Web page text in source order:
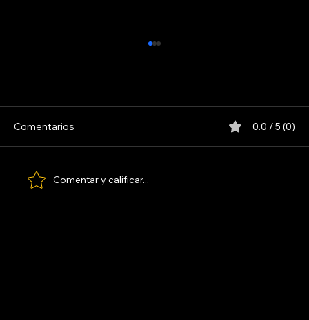
INDIO SOLARI
Comentarios 0.0 / 5 (0)
Comentar y calificar...